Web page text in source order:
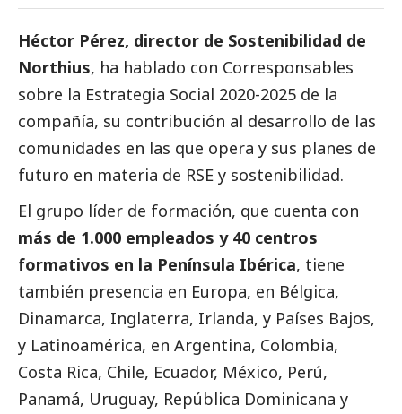
Héctor Pérez, director de Sostenibilidad de
Northius, ha hablado con Corresponsables
sobre la Estrategia Social 2020-2025 de la
compañía, su contribución al desarrollo de las
comunidades en las que opera y sus planes de
futuro en materia de RSE y sostenibilidad.
El grupo líder de formación, que cuenta con
más de 1.000 empleados y 40 centros
formativos en la Península Ibérica, tiene
también presencia en Europa, en Bélgica,
Dinamarca, Inglaterra, Irlanda, y Países Bajos,
y Latinoamérica, en Argentina, Colombia,
Costa Rica, Chile, Ecuador, México, Perú,
Panamá, Uruguay, República Dominicana y